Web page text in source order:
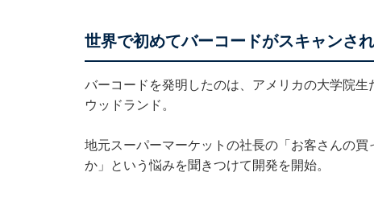
世界で初めてバーコードがスキャンさ
バーコードを発明したのは、アメリカの大学院
ウッドランド。
地元スーパーマーケットの社長の「お客さんの
か」という悩みを聞きつけて開発を開始。